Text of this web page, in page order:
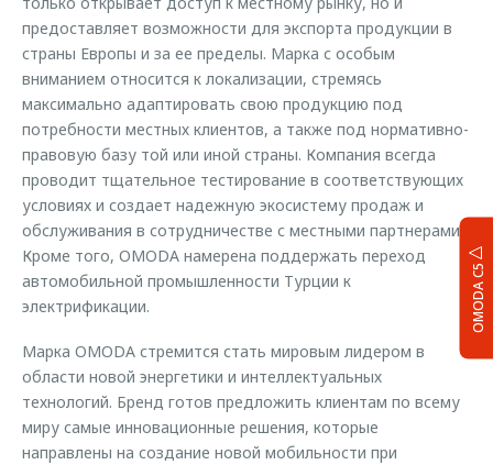
OMODA C5
предоставляет возможности для экспорта продукции в
страны Европы и за ее пределы. Марка с особым
вниманием относится к локализации, стремясь
максимально адаптировать свою продукцию под
потребности местных клиентов, а также под нормативно-
правовую базу той или иной страны. Компания всегда
проводит тщательное тестирование в соответствующих
условиях и создает надежную экосистему продаж и
обслуживания в сотрудничестве с местными партнерами.
Кроме того, OMODA намерена поддержать переход
автомобильной промышленности Турции к
электрификации.
Марка OMODA стремится стать мировым лидером в
области новой энергетики и интеллектуальных
технологий. Бренд готов предложить клиентам по всему
миру самые инновационные решения, которые
направлены на создание новой мобильности при